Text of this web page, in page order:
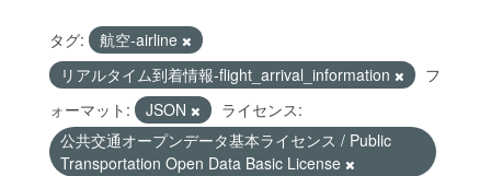
タグ:
航空-airline
リアルタイム到着情報-flight_arrival_information
フ
ォーマット:
JSON
ライセンス:
公共交通オープンデータ基本ライセンス / Public
Transportation Open Data Basic License